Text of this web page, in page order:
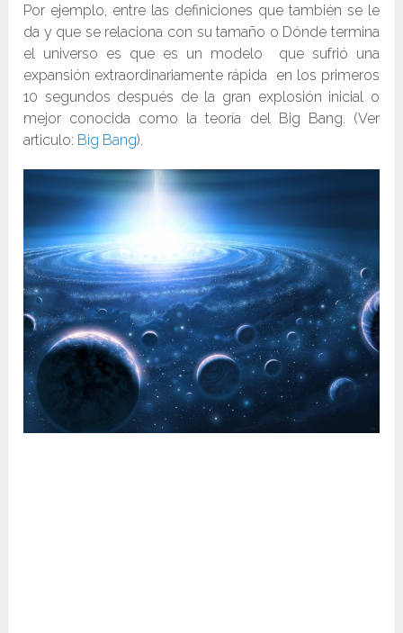
Por ejemplo, entre las definiciones que también se le
da y que se relaciona con su tamaño o Dónde termina
el universo es que es un modelo que sufrió una
expansión extraordinariamente rápida en los primeros
10 segundos después de la gran explosión inicial o
mejor conocida como la teoría del Big Bang. (Ver
articulo: Big Bang).